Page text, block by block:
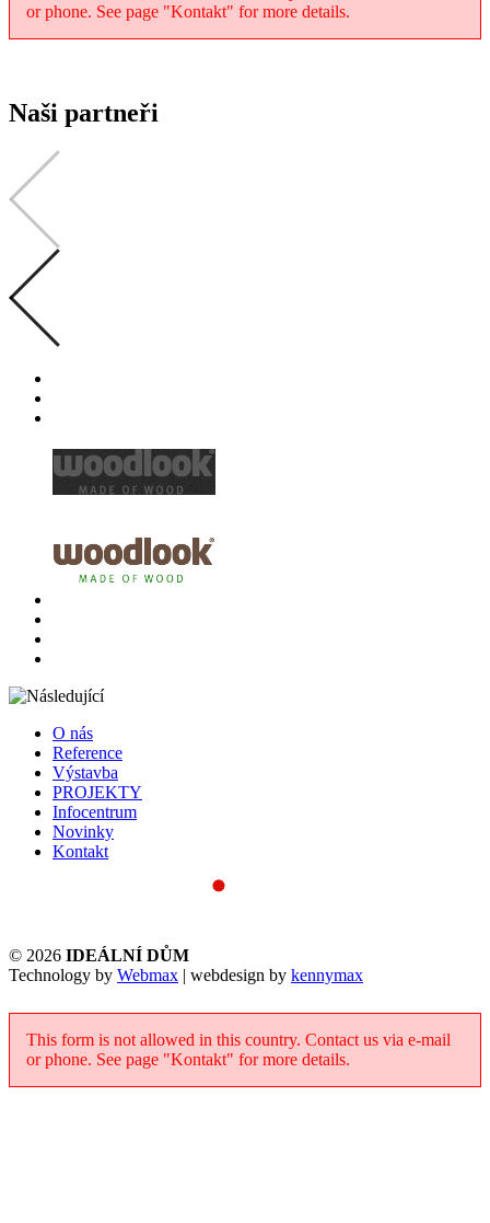
or phone. See page "Kontakt" for more details.
Naši partneři
O nás
Reference
Výstavba
PROJEKTY
Infocentrum
Novinky
Kontakt
© 2026 IDEÁLNÍ DŮM
Technology by Webmax | webdesign by kennymax
This form is not allowed in this country. Contact us via e-mail
or phone. See page "Kontakt" for more details.